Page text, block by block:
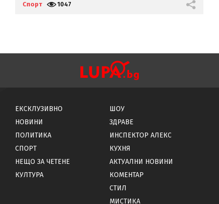
Спорт 1047
ЕКСКЛУЗИВНО
НОВИНИ
ПОЛИТИКА
СПОРТ
НЕЩО ЗА ЧЕТЕНЕ
КУЛТУРА
ШОУ
ЗДРАВЕ
ИНСПЕКТОР АЛЕКС
КУХНЯ
АКТУАЛНИ НОВИНИ
КОМЕНТАР
СТИЛ
МИСТИКА